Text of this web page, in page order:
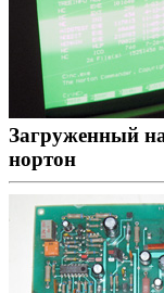
Загруженный
нортон